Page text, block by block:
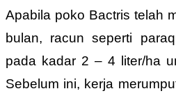
Apabila poko Bactris telah
bulan, racun seperti
pada kadar 2 – 4 liter/ha
Sebelum ini, kerja